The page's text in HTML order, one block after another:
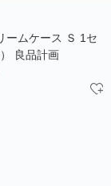
ームケース Ｓ 1セ
良品計画